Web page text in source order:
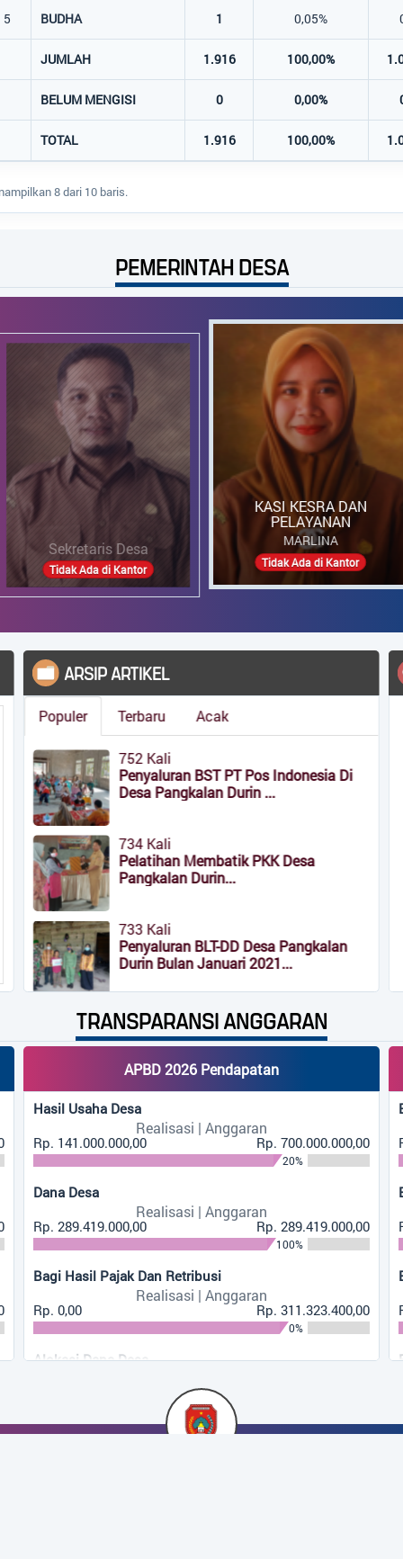
5 BUDHA 1 0,05%
JUMLAH 1.916 100,00%
BELUM MENGISI 0 0,00%
TOTAL 1.916 100,00%
8 dari 10 baris.
PEMERINTAH DESA
Desa
Ada di Kantor
KASI KESRA DAN
PELAYANAN
MARLINA
Tidak Ada di Kantor
PT Pos Indonesia Di
Durin ...
PKK Desa
DD Desa Pangkalan
2021...
Pokja IV Desa
DASAR Ke II PAC.
Ansor...
Durin Menggelar
APBdesa...
TRANSPARANSI ANGGARAN
APBD 2026 Pendapatan
Hasil Usaha Desa
Realisasi | Anggaran
Rp. 141.000.000,00 Rp. 700.000.000,00
Dana Desa
Realisasi | Anggaran
Rp. 289.419.000,00 Rp. 289.419.000,00
Bagi Hasil Pajak Dan Retribusi
Realisasi | Anggaran
Rp. 0,00 Rp. 311.323.400,00
Alokasi Dana Desa